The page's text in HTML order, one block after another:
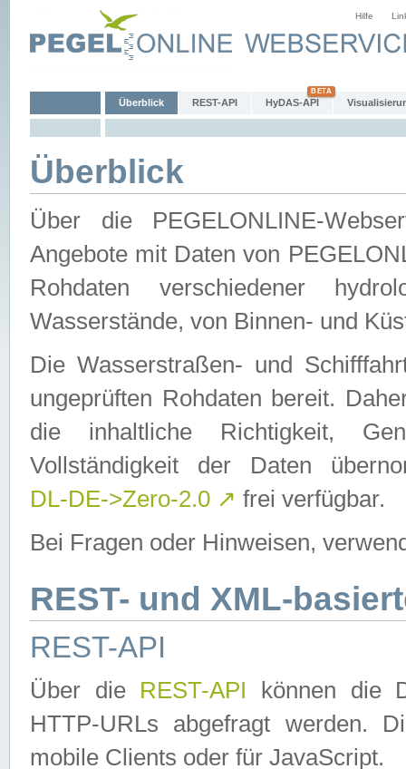
Hilfe
Überblick REST-API HyDAS-API
Überblick
Über die PEGELONLINE-
Angebote mit Daten von
Rohdaten verschiedener
Wasserstände, von Binnen- und
Die Wasserstraßen- und
ungeprüften Rohdaten bereit.
die inhaltliche Richtigkeit,
Vollständigkeit der Daten
DL-DE->Zero-2.0 ↗ frei verfügbar.
Bei Fragen oder Hinweisen,
REST- und XML-
REST-API
Über die REST-API können die
HTTP-URLs abgefragt werden.
mobile Clients oder für JavaScript.